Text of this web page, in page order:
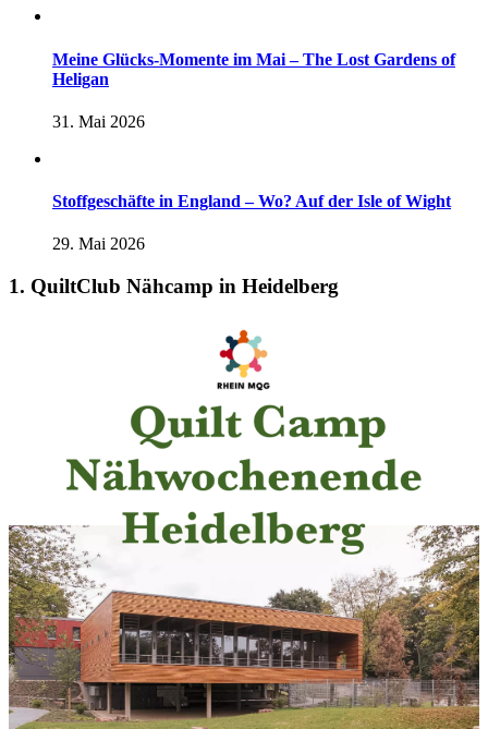
Meine Glücks-Momente im Mai – The Lost Gardens of
Heligan
31. Mai 2026
Stoffgeschäfte in England – Wo? Auf der Isle of Wight
29. Mai 2026
1. QuiltClub Nähcamp in Heidelberg